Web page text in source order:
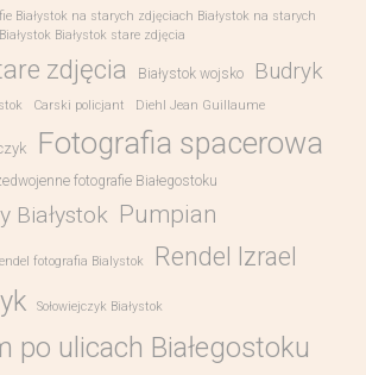
Białystok na starych zdjęciach Białystok na starych
Białystok stare zdjęcia
zdjęcia Białystok wojsko Budryk
Carski policjant Diehl Jean Guillaume
Fotografia spacerowa
fotografie Białegostoku
Białystok Pumpian
fotografia Bialystok Rendel Izrael
Sołowiejczyk Białystok
po ulicach Białegostoku